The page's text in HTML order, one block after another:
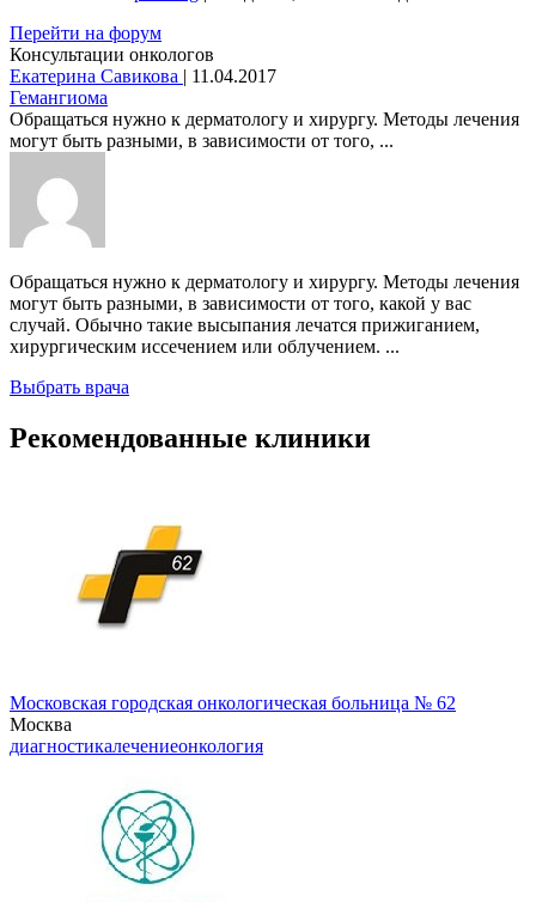
Перейти на форум
Консультации онкологов
Екатерина Савикова | 11.04.2017
Гемангиома
Обращаться нужно к дерматологу и хирургу. Методы лечения
могут быть разными, в зависимости от того, ...
Обращаться нужно к дерматологу и хирургу. Методы лечения
могут быть разными, в зависимости от того, какой у вас
случай. Обычно такие высыпания лечатся прижиганием,
хирургическим иссечением или облучением. ...
Выбрать врача
Рекомендованные клиники
Московская городская онкологическая больница № 62
Москва
диагностикалечениеонкология